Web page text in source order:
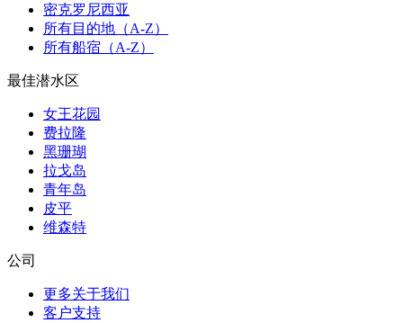
密克罗尼西亚
所有目的地（A-Z）
所有船宿（A-Z）
最佳潜水区
女王花园
费拉隆
黑珊瑚
拉戈岛
青年岛
皮平
维森特
公司
更多关于我们
客户支持